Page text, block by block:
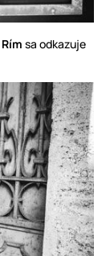
Rím sa odkazuje